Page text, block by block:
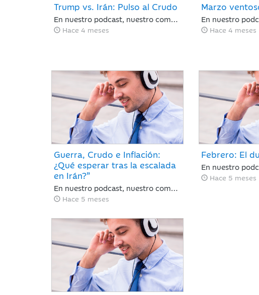
Trump vs. Irán: Pulso al Crudo
En nuestro podcast, nuestro compañero Juan Pérez Bonilla, resume lo sucedido en una semana clave para los mercados en la que Trump ha vuelto a retrasar el ultimátum a Irán, bajo la amenaza de atacar la infraestructura energética iraní para llevar al país a la “edad de piedra” si no se reabre el estrecho de Ormuz antes del martes por la noche.
Hace 4 meses
Marzo
Hace 4 meses
Guerra, Crudo e Inflación:
¿Qué esperar tras la escalada
en Irán?”
En nuestro podcast, nuestro compañero Juan Pérez Bonilla, resume lo sucedido en una semana en la que el precio del petróleo ha retrocedido con fuerza después de alcanzar niveles no vistos desde 2022 y las bolsas se han dado un respiro tras encadenar sesiones con caídas generalizadas ante la intensificación del conflicto bélico de EE. UU. e Israel contra Irán
Hace 5 meses
Febrero: El
Hace 5 meses